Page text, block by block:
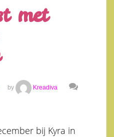
met
by Kreadiva
bij Kyra in